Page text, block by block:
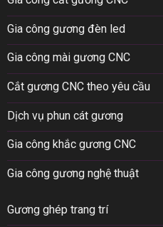
Gia công gương đèn led
Gia công mài gương CNC
Cắt gương CNC theo yêu cầu
Dịch vụ phun cát gương
Gia công khắc gương CNC
Gia công gương nghệ thuật
Gương ghép trang trí